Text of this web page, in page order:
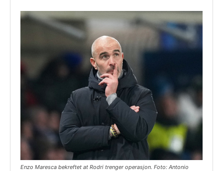
Enzo Maresca bekreftet at Rodri trenger operasjon. Foto: Antonio